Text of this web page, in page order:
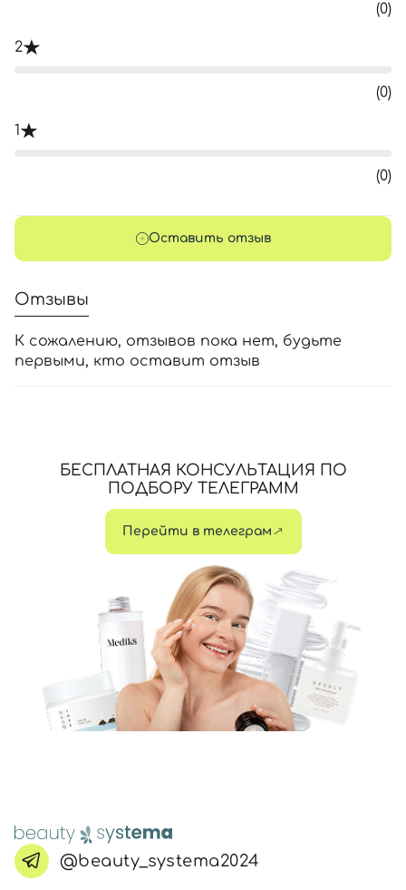
(0)
2
(0)
1
(0)
Оставить отзыв
Отзывы
К сожалению, отзывов пока нет, будьте
первыми, кто оставит отзыв
БЕСПЛАТНАЯ КОНСУЛЬТАЦИЯ ПО
ПОДБОРУ ТЕЛЕГРАММ
Перейти в телеграм
@beauty_systema2024